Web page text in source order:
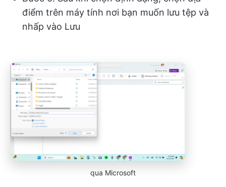
điểm trên máy tính nơi bạn muốn lưu tệp và
nhấp vào Lưu
qua Microsoft